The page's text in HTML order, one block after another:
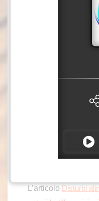
dell’incontro, il
Popolo, Pino
confronto: “Ci è
riprenderà dal
modalità di
avrebbe inoltre
assunzioni a
ricorso alle
L’articolo Disturbi